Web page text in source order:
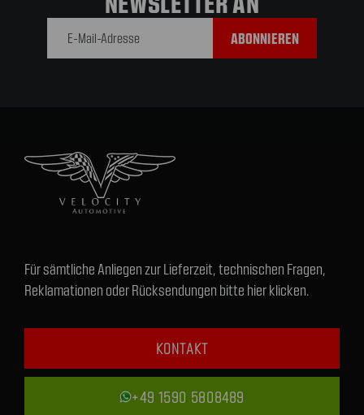
Für sämtliche Anliegen zur Lieferzeit, technischen Fragen,
Reklamationen oder Rücksendungen bitte hier klicken.
KONTAKT
+49 1590 5808489